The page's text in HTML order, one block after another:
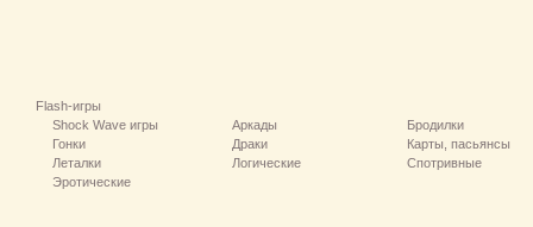
Flash-игры
Shock Wave игры
Аркады
Бродилки
Гонки
Драки
Карты, пасьянсы
Леталки
Логические
Спотривные
Эротические